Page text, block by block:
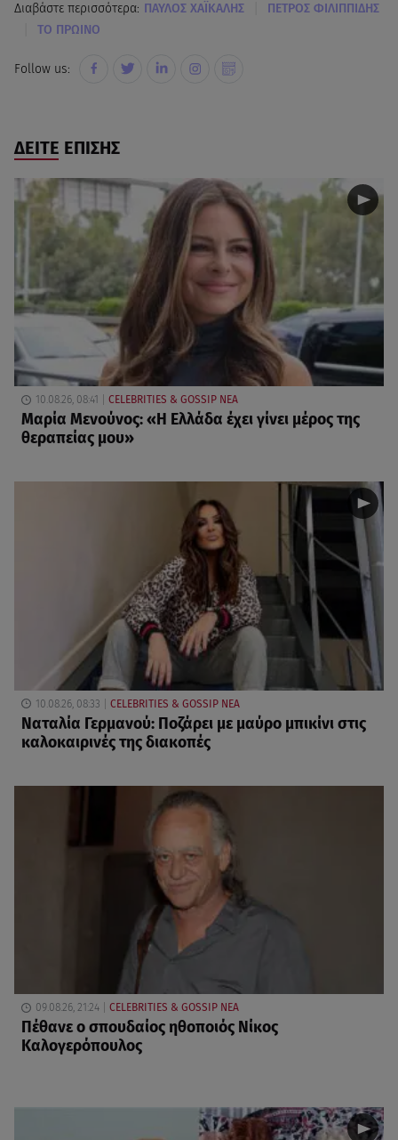
Διαβάστε περισσότερα: ΠΑΥΛΟΣ ΧΑΪΚΑΛΗΣ ΠΕΤΡΟΣ ΦΙΛΙΠΠΙΔΗΣ
ΤΟ ΠΡΩΙΝΟ
Follow us:
ΔΕΙΤΕ ΕΠΙΣΗΣ
10.08.26, 08:41 CELEBRITIES & GOSSIP ΝΕΑ
Μαρία Μενούνος: «Η Ελλάδα έχει γίνει μέρος της
θεραπείας μου»
10.08.26, 08:33 CELEBRITIES & GOSSIP ΝΕΑ
Ναταλία Γερμανού: Ποζάρει με μαύρο μπικίνι στις
καλοκαιρινές της διακοπές
09.08.26, 21:24 CELEBRITIES & GOSSIP ΝΕΑ
Πέθανε ο σπουδαίος ηθοποιός Νίκος
Καλογερόπουλος